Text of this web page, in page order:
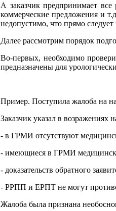
А заказчик предпринимает
коммерческие предложения и
недопустимо, что прямо
Далее рассмотрим порядок
Во-первых, необходимо
предназначены для
Пример. Поступила жалоба на
Заказчик указал в возражениях
- в ГРМИ отсутствуют
- имеющиеся в ГРМИ
- доказательств обратного
- РРПП и ЕРПТ не могут
Жалоба была признана